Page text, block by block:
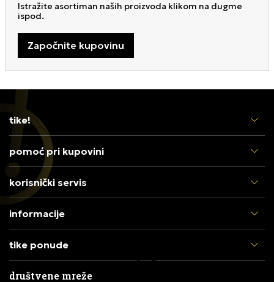
Istražite asortiman naših proizvoda klikom na dugme
ispod.
Započnite kupovinu
tike!
pomoć pri kupovini
korisnički servis
informacije
tike ponude
društvene mreže